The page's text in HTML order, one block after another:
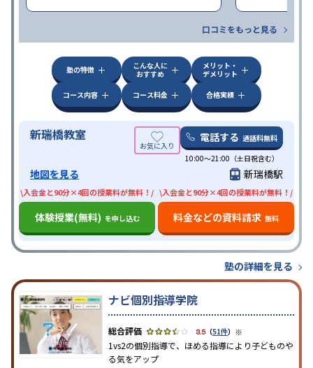
口コミをもっと見る
塾の特徴
こんな人に
おすすめ
メリット・
デメリット
コース内容
コース料金 合格実績
新瑞橋教室 電話する 通話料無料
10:00〜21:00（土日祝含む）
地図を見る 新瑞橋駅
\入会金と90分×4回の授業料が無料！/
体験授業(無料) を申し込む
\入会金と90分×4回の授業料が無料！/
料金などの資料請求 無料
塾の詳細を見る
ナビ個別指導学院
3.5（51件） ※
1vs2の個別指導で、ほめる指導により子どものや
る気をアップ